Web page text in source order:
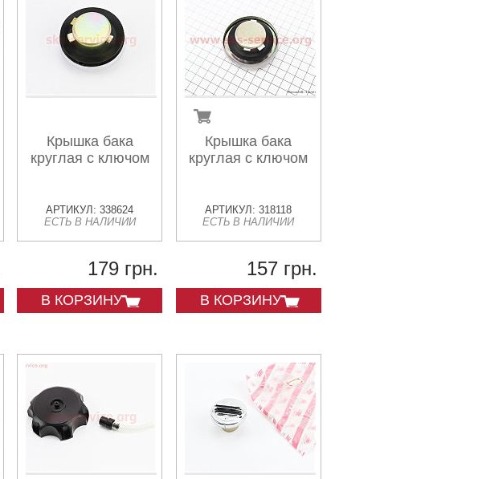
Крышка бака
круглая с ключом
АРТИКУЛ: 338624
ЕСТЬ В НАЛИЧИИ
179 грн.
В КОРЗИНУ
Крышка бака
круглая с ключом
АРТИКУЛ: 318118
ЕСТЬ В НАЛИЧИИ
157 грн.
В КОРЗИНУ